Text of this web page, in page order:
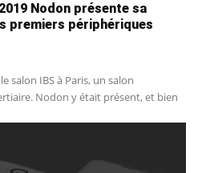
Nodon présente sa
premiers périphériques
salon IBS à Paris, un salon
Nodon y était présent, et bien